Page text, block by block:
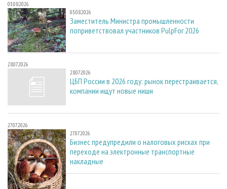
03.08.2026
03.08.2026
Заместитель Министра промышленности
поприветствовал участников PulpFor 2026
28.07.2026
28.07.2026
ЦБП России в 2026 году: рынок перестраивается,
компании ищут новые ниши
27.07.2026
27.07.2026
Бизнес предупредили о налоговых рисках при
переходе на электронные транспортные
накладные
22.07.2026